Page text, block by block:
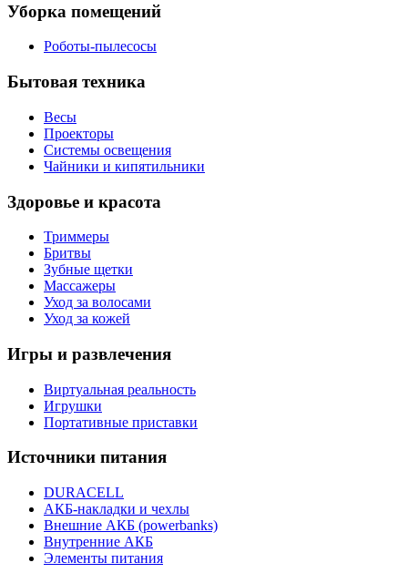
Уборка помещений
Роботы-пылесосы
Бытовая техника
Весы
Проекторы
Системы освещения
Чайники и кипятильники
Здоровье и красота
Триммеры
Бритвы
Зубные щетки
Массажеры
Уход за волосами
Уход за кожей
Игры и развлечения
Виртуальная реальность
Игрушки
Портативные приставки
Источники питания
DURACELL
АКБ-накладки и чехлы
Внешние АКБ (powerbanks)
Внутренние АКБ
Элементы питания